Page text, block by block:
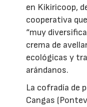
en Kikiricoop,
cooperativa
“muy
crema de
ecológicas y
arándanos.
La cofradía de
Cangas